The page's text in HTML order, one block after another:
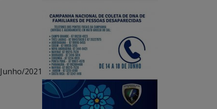
Junho/2021